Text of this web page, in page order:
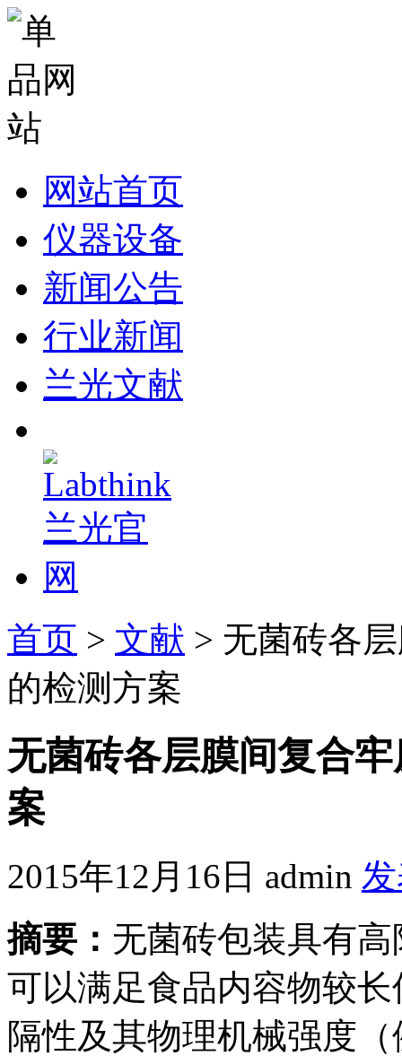
网站首页
仪器设备
新闻公告
行业新闻
兰光文献
首页 > 文献 > 无菌砖各
的检测方案
无菌砖各层膜间复合
案
2015年12月16日 admin
摘要： 无菌砖包装具有
可以满足食品内容物较
隔性及其物理机械强度